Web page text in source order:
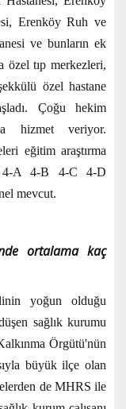
Erenköy Ruh ve
ve bunların ek
özel tıp merkezleri,
özel hastane
Çoğu hekim
hizmet veriyor.
eğitim araştırma
4-A 4-B 4-C 4-D
mevcut.
ortalama kaç
yoğun olduğu
sağlık kurumu
Örgütü'nün
büyük ilçe olan
de MHRS ile